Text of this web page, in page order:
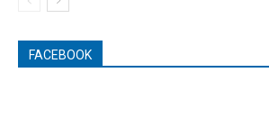
FACEBOOK